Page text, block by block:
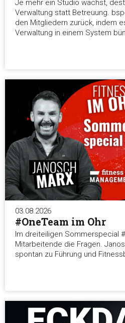
und die Zugriffe auf unsere
geben wir Informationen zu
unsere Partner für soziale
Einwilligungsauswahl
Notwendig
Präferenzen
Statistiken
Marketing
Alle
Je mehr ein Studio wächst,
Verwaltung statt Betreuung.
den Mitgliedern zurück, indem
Verwaltung in einem System
03.08.2026
#OneTeam im Ohr
Im dreiteiligen Sommerspecial
Mitarbeitende die Fragen.
spontan zu Führung und